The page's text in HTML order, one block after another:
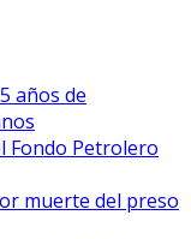
años de
Fondo Petrolero
muerte del preso